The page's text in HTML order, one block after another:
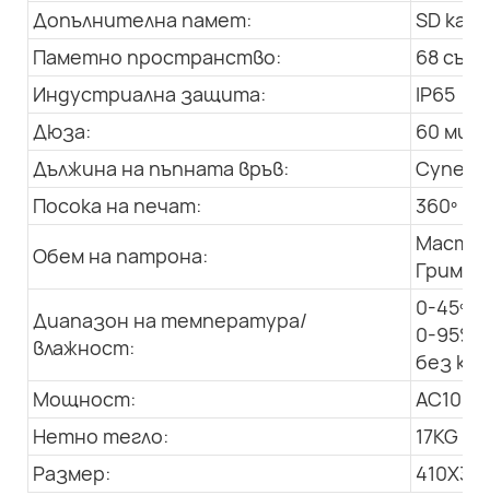
Допълнителна памет:
SD
Паметно пространство:
68
Индустриална защита:
IP65
Дюза:
60
Дължина на пъпната връв:
Супер
Посока на печат:
360º
Обем на патрона:
Грим
Диапазон на температура/
влажност:
0-45ºC
0-95%
без
Мощност:
AC100-
Нетно тегло:
17KG
Размер: